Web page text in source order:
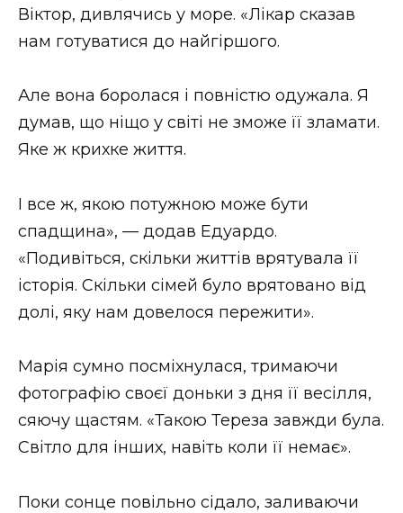
Віктор, дивлячись у море. «Лікар сказав
нам готуватися до найгіршого.
Але вона боролася і повністю одужала. Я
думав, що ніщо у світі не зможе її зламати.
Яке ж крихке життя.
І все ж, якою потужною може бути
спадщина», — додав Едуардо.
«Подивіться, скільки життів врятувала її
історія. Скільки сімей було врятовано від
долі, яку нам довелося пережити».
Марія сумно посміхнулася, тримаючи
фотографію своєї доньки з дня її весілля,
сяючу щастям. «Такою Тереза ​​завжди була.
Світло для інших, навіть коли її немає».
Поки сонце повільно сідало, заливаючи